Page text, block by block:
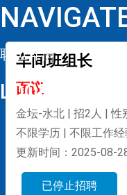
职位详情
LOOP
车间班组长
面议
金坛-水北 | 招2人 | 性
不限学历 | 不限工作经
更新时间：2025-08-
已停止招聘